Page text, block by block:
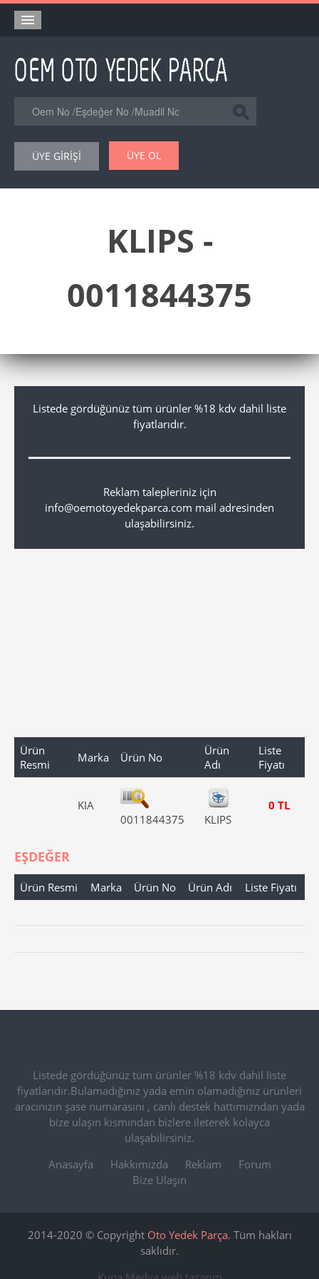
Orjinal Yedek Parça
Eşdeğer Muadil Yedek Parça
Şase Numarası VIN Yedekparça Sorgulama
Hakkımızda
ÜYE GİRİŞİ ÜYE OL
KLIPS -
0011844375
Listede gördüğünüz tüm ürünler %18 kdv dahil liste
fiyatlarıdır.
Reklam talepleriniz için
info@oemotoyedekparca.com mail adresinden
ulaşabilirsiniz.
Ürün
Resmi
Marka Ürün No
Ürün
Adı
Liste
Fiyatı
KIA
0011844375
KLIPS
0 TL
EŞDEĞER
Ürün Resmi Marka Ürün No Ürün Adı Liste Fiyatı
Listede gördüğünüz tüm ürünler %18 kdv dahil liste
fiyatlarıdır.Bulamadığınız yada emin olamadığınız ürünleri
aracınızın şase numarasını , canlı destek hattımızndan yada
bize ulaşın kısmından bizlere ileterek kolayca
ulaşabilirsiniz.
Anasayfa
Hakkımızda Reklam
Forum
Bize Ulaşın
2014-2020 © Copyright Oto Yedek Parça. Tüm hakları
saklıdır.